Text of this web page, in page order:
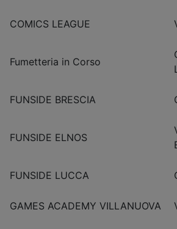
COMICS LEAGUE
Fumetteria in Corso
FUNSIDE BRESCIA
FUNSIDE ELNOS
FUNSIDE LUCCA
GAMES ACADEMY VILLANUOVA